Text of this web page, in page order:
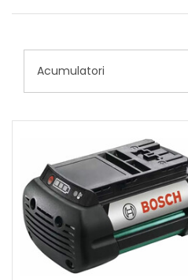
Acumulatori